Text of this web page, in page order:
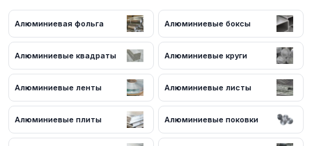
Обязательное наличие сертификатов
Доставка по региону
Для получения актуальных цен и наличия на складе свяжитесь
с нашими менеджерами. Мы предложим оптимальные условия
поставки и доставки.
Алюминиевая фольга Алюминиевые боксы
Алюминиевые квадраты Алюминиевые круги
Алюминиевые ленты Алюминиевые листы
Алюминиевые плиты Алюминиевые поковки